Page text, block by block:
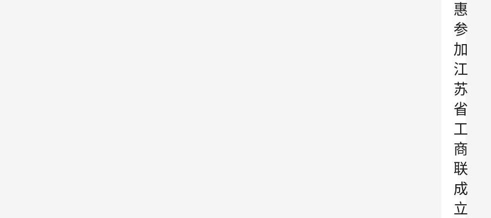
惠
参
加
江
苏
省
工
商
联
成
立